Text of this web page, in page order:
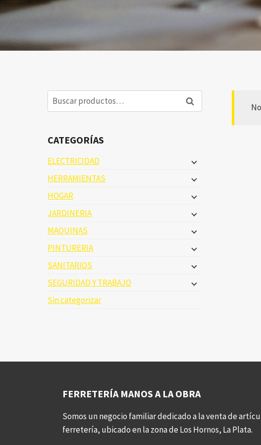
Buscar
por:
Buscar
CATEGORÍAS
ELECTRICIDAD
HERRAMIENTAS
HOGAR
JARDINERIA
MAQUINAS
PINTURERIA
SANITARIOS
SEGURIDAD Y TRABAJO
Sin categorizar
FERRETERÍA MANOS A LA OBRA
Somos un negocio familiar dedicado a la venta de
ferretería, ubicado en la zona de Los Hornos, La Plata.